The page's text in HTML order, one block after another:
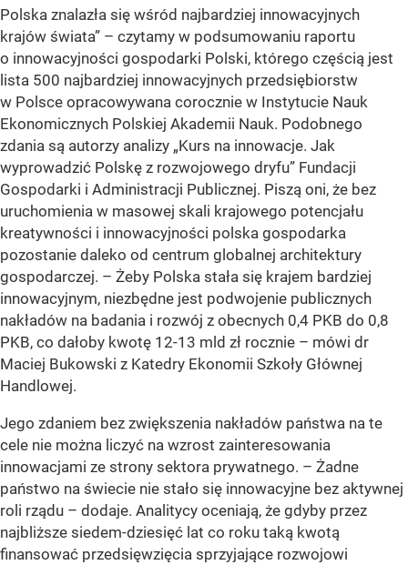
Polska znalazła się wśród najbardziej innowacyjnych
krajów świata” – czytamy w podsumowaniu raportu
o innowacyjności gospodarki Polski, którego częścią jest
lista 500 najbardziej innowacyjnych przedsiębiorstw
w Polsce opracowywana corocznie w Instytucie Nauk
Ekonomicznych Polskiej Akademii Nauk. Podobnego
zdania są autorzy analizy „Kurs na innowacje. Jak
wyprowadzić Polskę z rozwojowego dryfu” Fundacji
Gospodarki i Administracji Publicznej. Piszą oni, że bez
uruchomienia w masowej skali krajowego potencjału
kreatywności i innowacyjności polska gospodarka
pozostanie daleko od centrum globalnej architektury
gospodarczej. – Żeby Polska stała się krajem bardziej
innowacyjnym, niezbędne jest podwojenie publicznych
nakładów na badania i rozwój z obecnych 0,4 PKB do 0,8
PKB, co dałoby kwotę 12-13 mld zł rocznie – mówi dr
Maciej Bukowski z Katedry Ekonomii Szkoły Głównej
Handlowej.
Jego zdaniem bez zwiększenia nakładów państwa na te
cele nie można liczyć na wzrost zainteresowania
innowacjami ze strony sektora prywatnego. – Żadne
państwo na świecie nie stało się innowacyjne bez aktywnej
roli rządu – dodaje. Analitycy oceniają, że gdyby przez
najbliższe siedem-dziesięć lat co roku taką kwotą
finansować przedsięwzięcia sprzyjające rozwojowi